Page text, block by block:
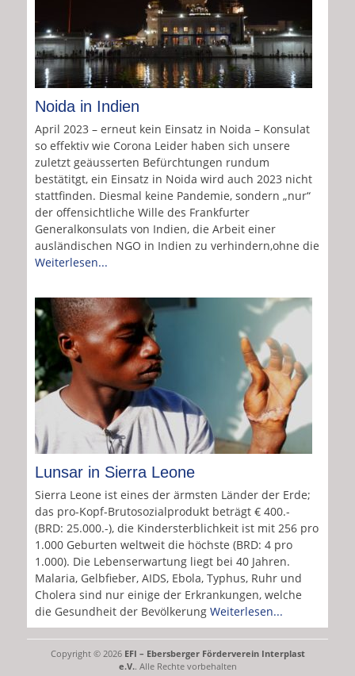
Noida in Indien
April 2023 – erneut kein Einsatz in Noida – Konsulat
so effektiv wie Corona Leider haben sich unsere
zuletzt geäusserten Befürchtungen rundum
bestätitgt, ein Einsatz in Noida wird auch 2023 nicht
stattfinden. Diesmal keine Pandemie, sondern „nur“
der offensichtliche Wille des Frankfurter
Generalkonsulats von Indien, die Arbeit einer
ausländischen NGO in Indien zu verhindern,ohne die
Weiterlesen...
Lunsar in Sierra Leone
Sierra Leone ist eines der ärmsten Länder der Erde;
das pro-Kopf-Brutosozialprodukt beträgt € 400.-
(BRD: 25.000.-), die Kindersterblichkeit ist mit 256 pro
1.000 Geburten weltweit die höchste (BRD: 4 pro
1.000). Die Lebenserwartung liegt bei 40 Jahren.
Malaria, Gelbfieber, AIDS, Ebola, Typhus, Ruhr und
Cholera sind nur einige der Erkrankungen, welche
die Gesundheit der Bevölkerung Weiterlesen...
Copyright © 2026 EFI – Ebersberger Förderverein Interplast
e.V.. Alle Rechte vorbehalten